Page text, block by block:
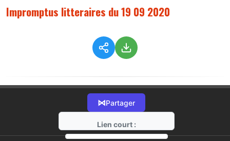
Impromptus litteraires du 19 09 2020
⋈Partager
Lien court :